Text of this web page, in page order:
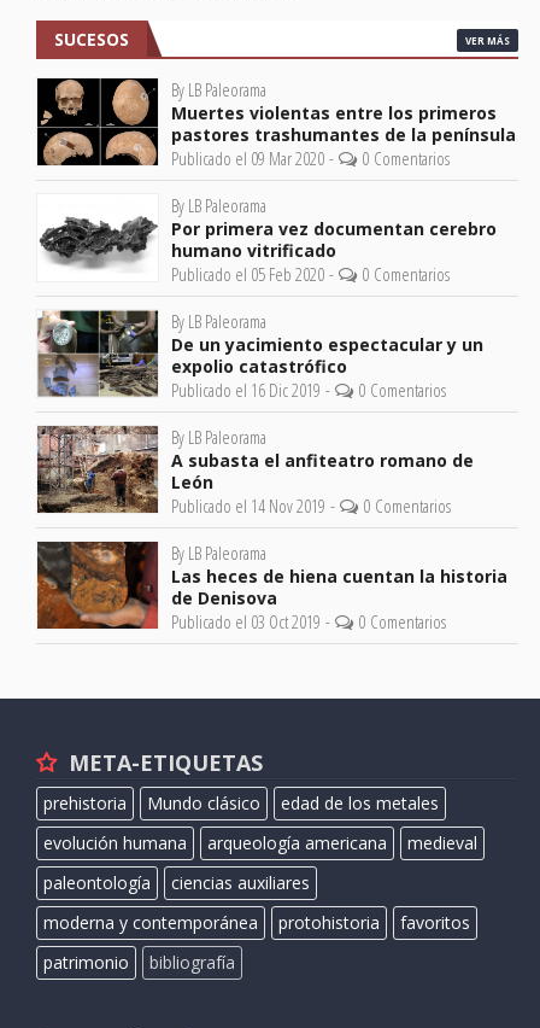
SUCESOS VER MÁS
By LB Paleorama
Muertes violentas entre los primeros
pastores trashumantes de la península
Publicado el 09 Mar 2020 -
0 Comentarios
By LB Paleorama
Por primera vez documentan cerebro
humano vitrificado
Publicado el 05 Feb 2020 -
0 Comentarios
By LB Paleorama
De un yacimiento espectacular y un
expolio catastrófico
Publicado el 16 Dic 2019 -
0 Comentarios
By LB Paleorama
A subasta el anfiteatro romano de
León
Publicado el 14 Nov 2019 -
0 Comentarios
By LB Paleorama
Las heces de hiena cuentan la historia
de Denisova
Publicado el 03 Oct 2019 - 0 Comentarios
META-ETIQUETAS
prehistoria Mundo clásico
edad de los metales
evolución humana
arqueología americana
medieval
paleontología
ciencias auxiliares
moderna y contemporánea
protohistoria
favoritos
patrimonio
bibliografía